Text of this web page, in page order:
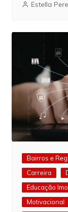
Estella
Bairros e
Carreira
Educação
Motivacional